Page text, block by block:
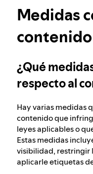
Nuestro
usuarios
Nuestro
Nuestro
Medidas
contenido
¿Qué
respecto al
Hay varias medidas
contenido que
leyes aplicables o
Estas medidas
visibilidad, restringir
aplicarle etiquetas